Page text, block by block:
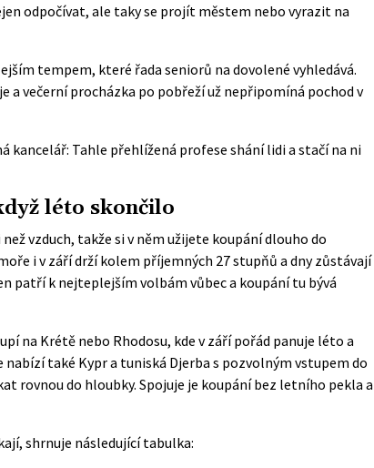
odpočívat, ale taky se projít městem nebo vyrazit na
tempem, které řada seniorů na dovolené vyhledává.
a večerní procházka po pobřeží už nepřipomíná pochod v
kancelář: Tahle přehlížená profese shání lidi a stačí na ni
léto skončilo
vzduch, takže si v něm užijete koupání dlouho do
i v září drží kolem příjemných 27 stupňů a dny zůstávají
patří k nejteplejším volbám vůbec a koupání tu bývá
na Krétě nebo Rhodosu, kde v září pořád panuje léto a
také Kypr a tuniská Djerba s pozvolným vstupem do
rovnou do hloubky. Spojuje je koupání bez letního pekla a
shrnuje následující tabulka: